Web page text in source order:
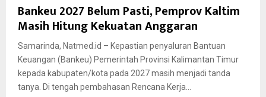
Bankeu 2027 Belum Pasti, Pemprov Kaltim
Masih Hitung Kekuatan Anggaran
Samarinda, Natmed.id – Kepastian penyaluran Bantuan
Keuangan (Bankeu) Pemerintah Provinsi Kalimantan Timur
kepada kabupaten/kota pada 2027 masih menjadi tanda
tanya. Di tengah pembahasan Rencana Kerja...